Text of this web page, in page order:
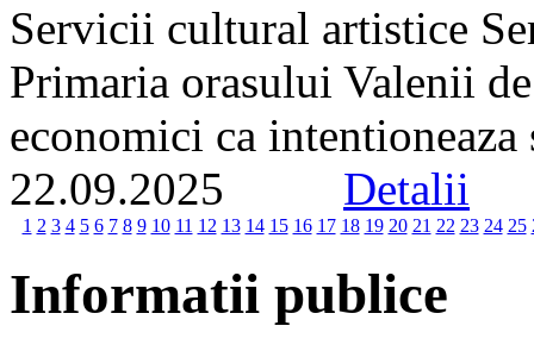
Servicii cultural artistice
Primaria orasului Valenii
economici ca
22.09.2025 Detalii
1 2 3 4 5 6 7 8 9 10 11 12 13 14 15 16 17 18 19 20 21 22 23 24 25
Informatii publice